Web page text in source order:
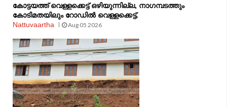
കോട്ടയത്ത് വെള്ളക്കെട്ട് ഒഴിയുന്നില്ല, നാഗമ്പടത്തും
കോടിമതയിലും റോഡിൽ വെള്ളക്കെട്ട്.
Nattuvaartha
Aug 05 2026